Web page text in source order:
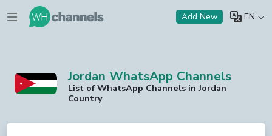
Add New EN
Jordan WhatsApp Channels
List of WhatsApp Channels in Jordan
Country